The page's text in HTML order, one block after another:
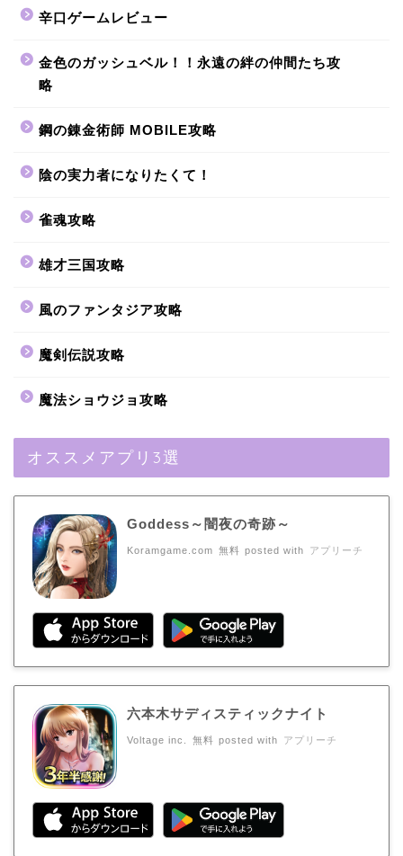
辛口ゲームレビュー
金色のガッシュベル！！永遠の絆の仲間たち攻
略
鋼の錬金術師 MOBILE攻略
陰の実力者になりたくて！
雀魂攻略
雄才三国攻略
風のファンタジア攻略
魔剣伝説攻略
魔法ショウジョ攻略
オススメアプリ3選
Goddess～闇夜の奇跡～
Koramgame.com 無料 posted with アプリーチ
六本木サディスティックナイト
Voltage inc. 無料 posted with アプリーチ